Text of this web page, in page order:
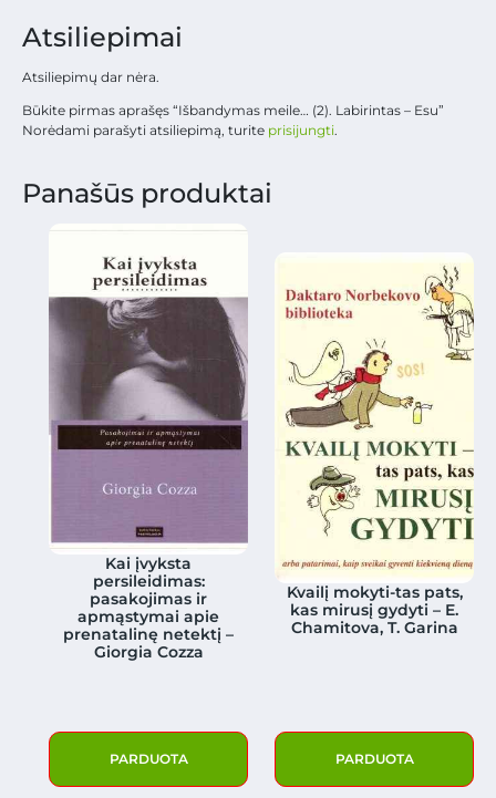
Atsiliepimai
Atsiliepimų dar nėra.
Būkite pirmas aprašęs “Išbandymas meile… (2). Labirintas – Esu”
Norėdami parašyti atsiliepimą, turite prisijungti.
Panašūs produktai
Kai įvyksta
persileidimas:
pasakojimas ir
apmąstymai apie
prenatalinę netektį –
Giorgia Cozza
PARDUOTA
Kvailį mokyti-tas pats,
kas mirusį gydyti – E.
Chamitova, T. Garina
PARDUOTA